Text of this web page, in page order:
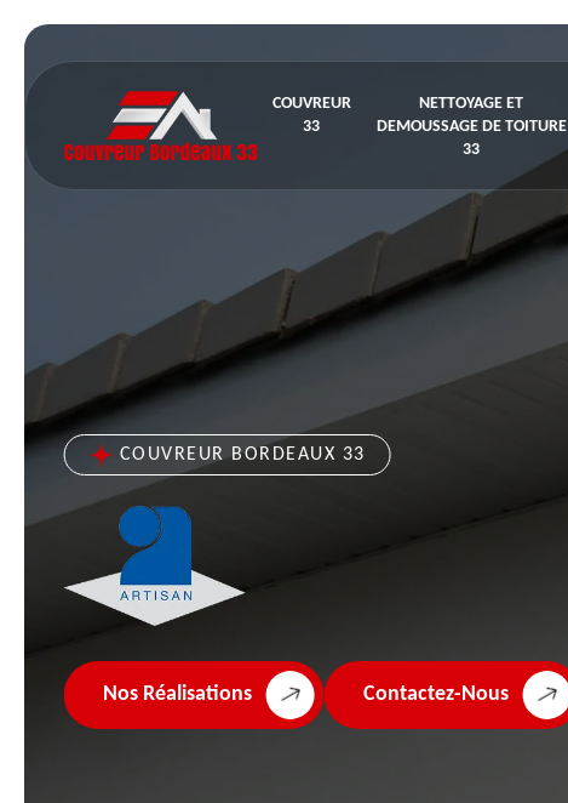
COUVREUR
33
NETTOYAGE ET
DEMOUSSAGE DE TOITURE
33
COUVREUR BORDEAUX 33
Nos Réalisations Contactez-Nous